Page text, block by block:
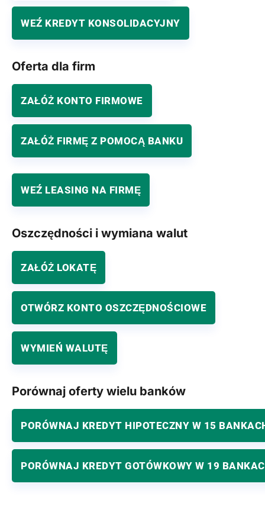
WEŹ KREDYT KONSOLIDACYJNY
Oferta dla firm
ZAŁÓŻ KONTO FIRMOWE
ZAŁÓŻ FIRMĘ Z POMOCĄ BANKU
WEŹ LEASING NA FIRMĘ
Oszczędności i wymiana walut
ZAŁÓŻ LOKATĘ
OTWÓRZ KONTO OSZCZĘDNOŚCIOWE
WYMIEŃ WALUTĘ
Porównaj oferty wielu banków
PORÓWNAJ KREDYT HIPOTECZNY W 15
PORÓWNAJ KREDYT GOTÓWKOWY W 19